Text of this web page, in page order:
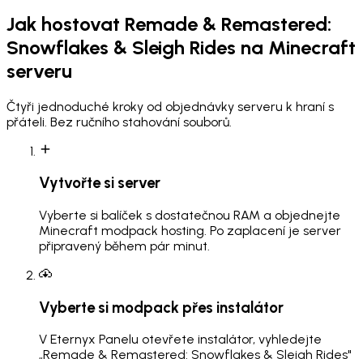
Jak hostovat Remade & Remastered:
Snowflakes & Sleigh Rides na Minecraft
serveru
Čtyři jednoduché kroky od objednávky serveru k hraní s
přáteli. Bez ručního stahování souborů.
Vytvořte si server
Vyberte si balíček s dostatečnou RAM a objednejte
Minecraft modpack hosting. Po zaplacení je server
připravený během pár minut.
Vyberte si modpack přes instalátor
V Eternyx Panelu otevřete instalátor, vyhledejte
„Remade & Remastered: Snowflakes & Sleigh Rides"